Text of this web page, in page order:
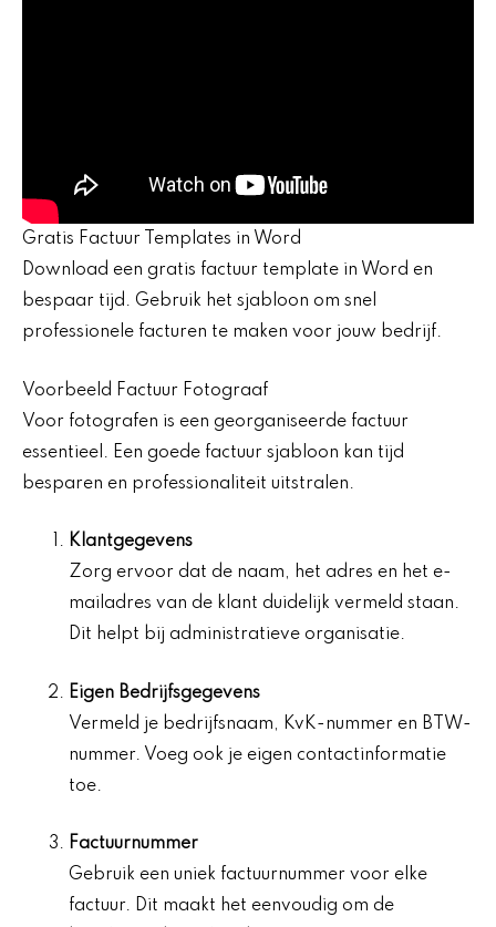
Gratis Factuur Templates in Word
Download een gratis factuur template in Word en
bespaar tijd. Gebruik het sjabloon om snel
professionele facturen te maken voor jouw bedrijf.
Voorbeeld Factuur Fotograaf
Voor fotografen is een georganiseerde factuur
essentieel. Een goede factuur sjabloon kan tijd
besparen en professionaliteit uitstralen.
Klantgegevens
Zorg ervoor dat de naam, het adres en het e-
mailadres van de klant duidelijk vermeld staan.
Dit helpt bij administratieve organisatie.
Eigen Bedrijfsgegevens
Vermeld je bedrijfsnaam, KvK-nummer en BTW-
nummer. Voeg ook je eigen contactinformatie
toe.
Factuurnummer
Gebruik een uniek factuurnummer voor elke
factuur. Dit maakt het eenvoudig om de